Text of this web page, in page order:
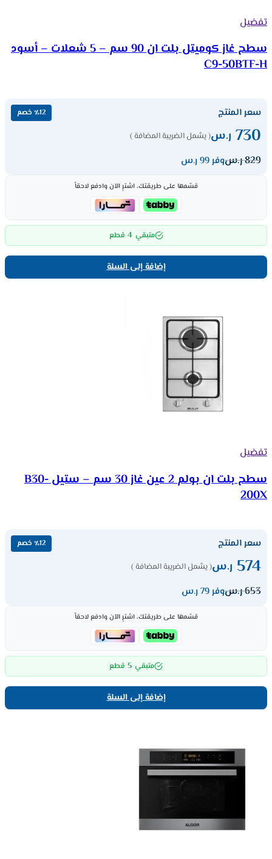
تفضيل
سطح غاز كوميتل بلت ان 90 سم – 5 شعلات – أسود
C9-50BTF-H
سعر المنتج ٪12 خصم
730 ر.س( يشمل الضريبة المضافة )
829ر.سوفر 99 ر.س
قسّمها على طريقتك، اشترِ الآن وادفع لاحقاً
متبقي 4 قطع
إضافة إلى السلة
تفضيل
سطح بلت ان بولم 2 عين غاز 30 سم – ستيل B30-
200X
سعر المنتج ٪12 خصم
574 ر.س( يشمل الضريبة المضافة )
653ر.سوفر 79 ر.س
قسّمها على طريقتك، اشترِ الآن وادفع لاحقاً
متبقي 5 قطع
إضافة إلى السلة